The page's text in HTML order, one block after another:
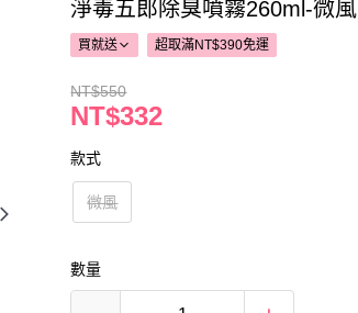
淨毒五郎除臭噴霧260ml-微風
買就送 超取滿NT$390免運
NT$550
NT$332
款式
微風
數量